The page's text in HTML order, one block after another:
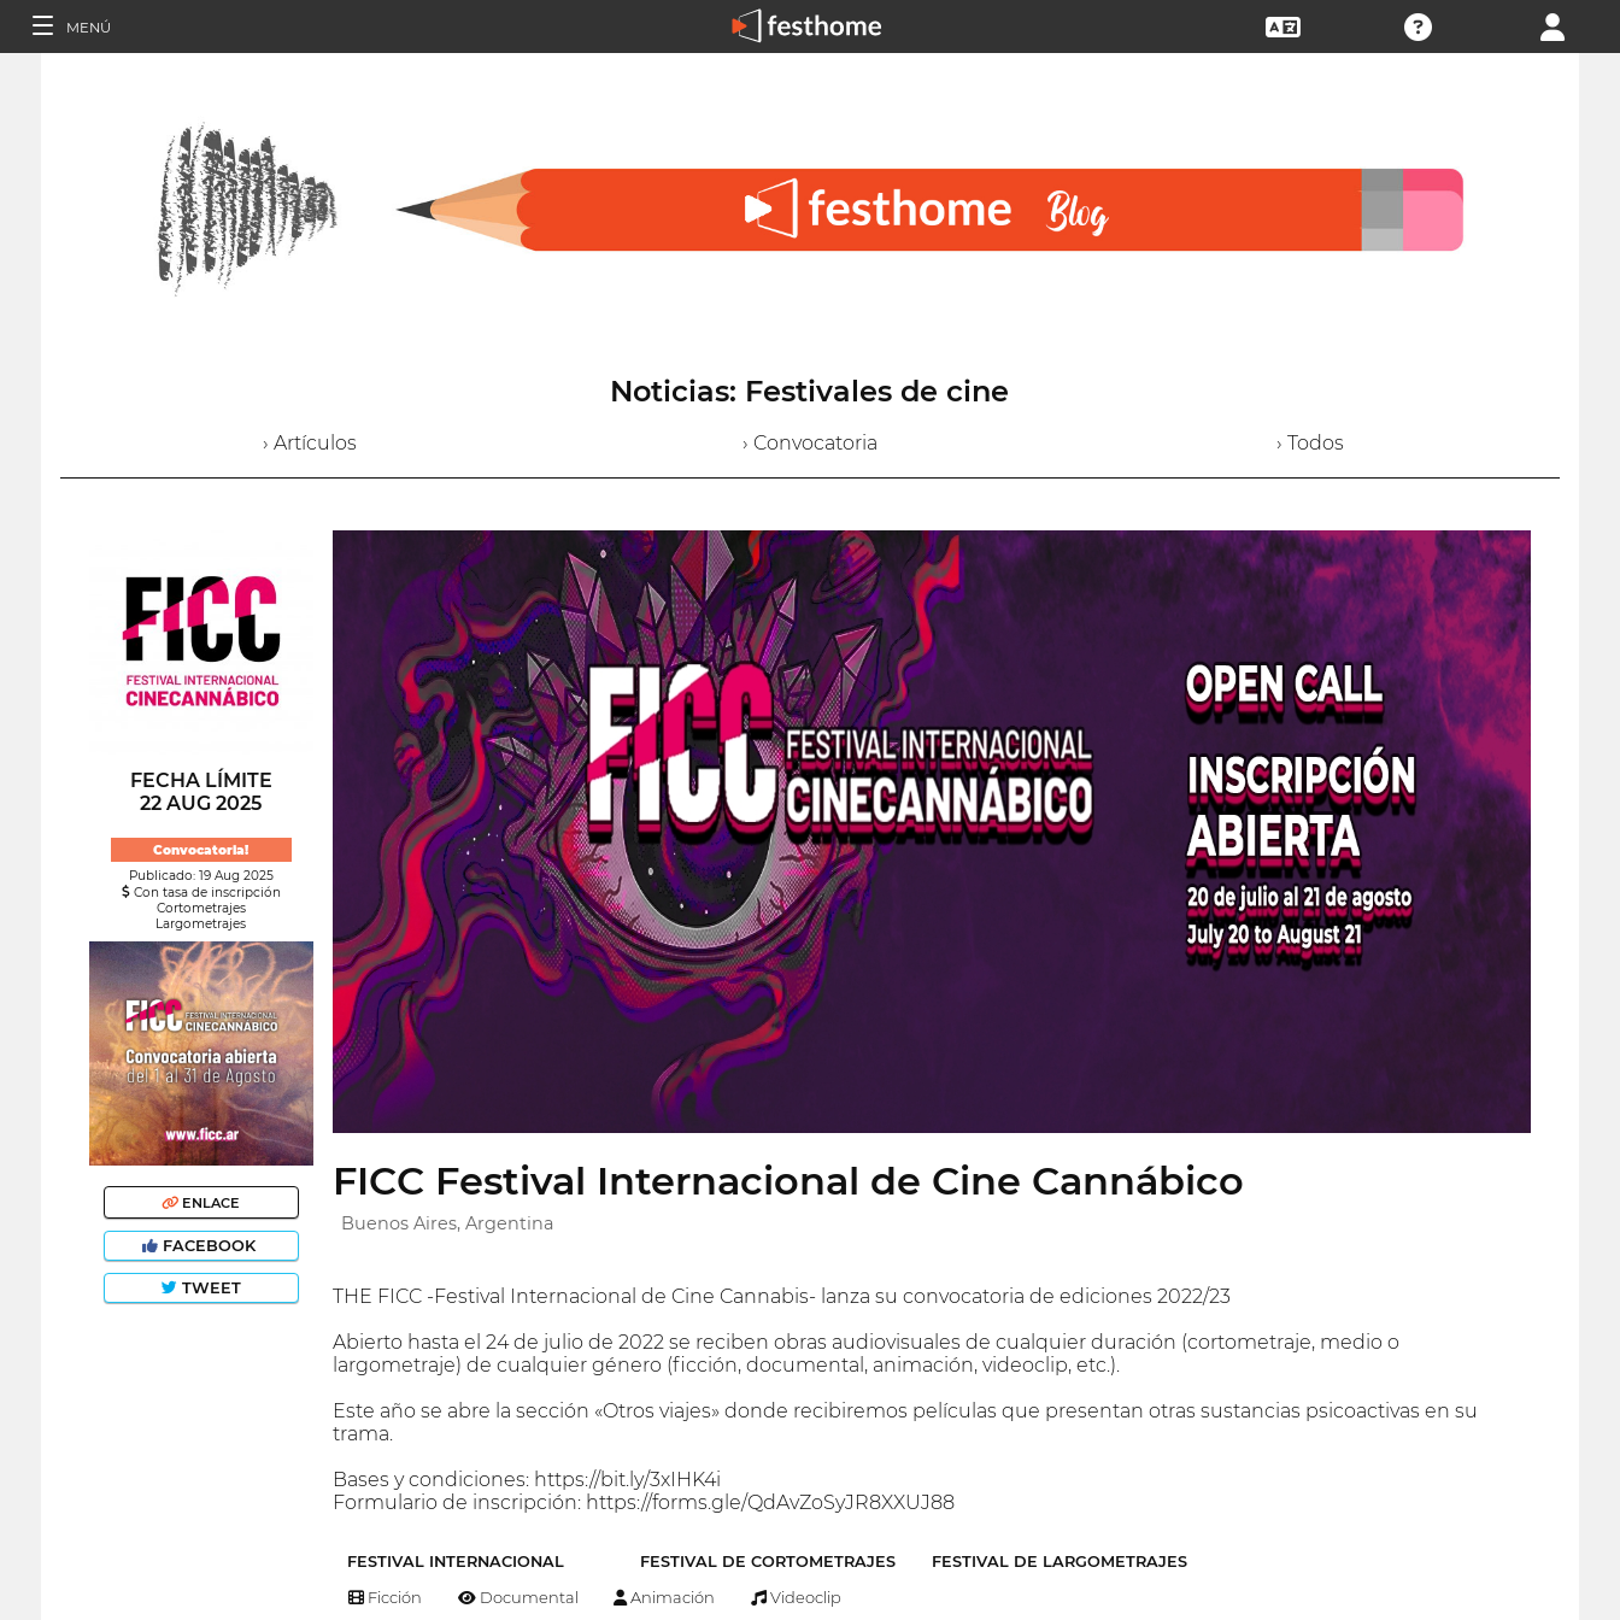
MENÚ
Noticias: Festivales de cine
› Artículos › Convocatoria › Todos
FECHA LÍMITE
22 AUG 2025
Convocatoria!
Publicado: 19 Aug 2025
Con tasa de inscripción
Cortometrajes
Largometrajes
ENLACE
FACEBOOK
TWEET
FICC Festival Internacional de Cine Cannábico
Buenos Aires, Argentina
THE FICC -Festival Internacional de Cine Cannabis- lanza su convocatoria de ediciones 2022/23
Abierto hasta el 24 de julio de 2022 se reciben obras audiovisuales de cualquier duración (cortometraje, medio o
largometraje) de cualquier género (ficción, documental, animación, videoclip, etc.).
Este año se abre la sección «Otros viajes» donde recibiremos películas que presentan otras sustancias psicoactivas en su
trama.
Bases y condiciones: https://bit.ly/3xIHK4i
Formulario de inscripción: https://forms.gle/QdAvZoSyJR8XXUJ88
FESTIVAL INTERNACIONAL FESTIVAL DE CORTOMETRAJES FESTIVAL DE LARGOMETRAJES
Ficción Documental Animación Videoclip